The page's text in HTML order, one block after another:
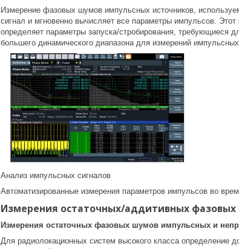
Измерение фазовых шумов импульсных источников,
сигнал и мгновенно вычисляет все параметры импульсов.
определяет параметры запуска/стробирования, требующиеся
большего динамического диапазона для измерений
Анализ импульсных сигналов
Автоматизированные измерения параметров импульсов во
Измерения остаточных/аддитивных
Измерения остаточных фазовых шумов импульсных и
Для радиолокационных систем высокого класса